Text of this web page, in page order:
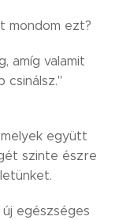
mondom ezt?
amíg valamit
csinálsz."
együtt
szinte észre
egészséges